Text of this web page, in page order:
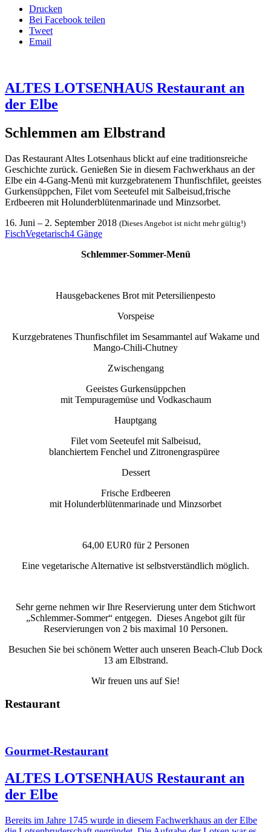
Drucken
Bei Facebook teilen
Tweet
Email
ALTES LOTSENHAUS Restaurant an
der Elbe
Schlemmen am Elbstrand
Das Restaurant Altes Lotsenhaus blickt auf eine traditionsreiche
Geschichte zurück. Genießen Sie in diesem Fachwerkhaus an der
Elbe ein 4-Gang-Menü mit kurzgebratenem Thunfischfilet, geeistes
Gurkensüppchen, Filet vom Seeteufel mit Salbeisud,frische
Erdbeeren mit Holunderblütenmarinade und Minzsorbet.
16. Juni – 2. September 2018 (Dieses Angebot ist nicht mehr gültig!)
FischVegetarisch4 Gänge
Schlemmer-Sommer-Menü
Hausgebackenes Brot mit Petersilienpesto
Vorspeise
Kurzgebratenes Thunfischfilet im Sesammantel auf Wakame und
Mango-Chili-Chutney
Zwischengang
Geeistes Gurkensüppchen
mit Tempuragemüse und Vodkaschaum
Hauptgang
Filet vom Seeteufel mit Salbeisud,
blanchiertem Fenchel und Zitronengraspüree
Dessert
Frische Erdbeeren
mit Holunderblütenmarinade und Minzsorbet
64,00 EUR0 für 2 Personen
Eine vegetarische Alternative ist selbstverständlich möglich.
Sehr gerne nehmen wir Ihre Reservierung unter dem Stichwort
„Schlemmer-Sommer“ entgegen. Dieses Angebot gilt für
Reservierungen von 2 bis maximal 10 Personen.
Besuchen Sie bei schönem Wetter auch unseren Beach-Club Dock
13 am Elbstrand.
Wir freuen uns auf Sie!
Restaurant
Gourmet-Restaurant
ALTES LOTSENHAUS Restaurant an
der Elbe
Bereits im Jahre 1745 wurde in diesem Fachwerkhaus an der Elbe